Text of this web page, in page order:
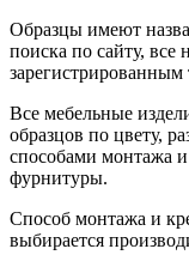
Образцы имеют
поиска по сайту, все
Все мебельные
образцов по цвету,
способами монтажа
фурнитуры.
Способ монтажа и
выбирается